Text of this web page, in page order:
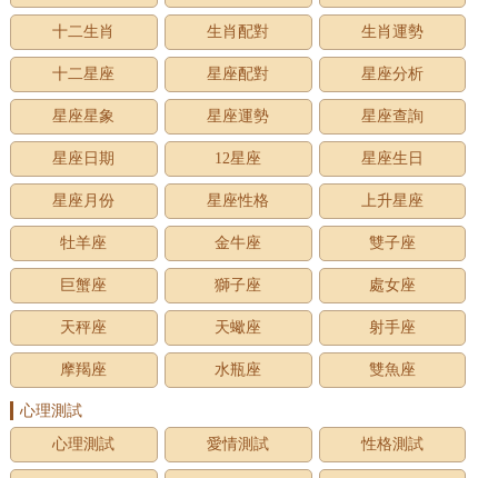
十二生肖 生肖配對 生肖運勢
十二星座 星座配對 星座分析
星座星象 星座運勢 星座查詢
星座日期 12星座 星座生日
星座月份 星座性格 上升星座
牡羊座 金牛座 雙子座
巨蟹座 獅子座 處女座
天秤座 天蠍座 射手座
摩羯座 水瓶座 雙魚座
心理測試
心理測試
愛情測試 性格測試